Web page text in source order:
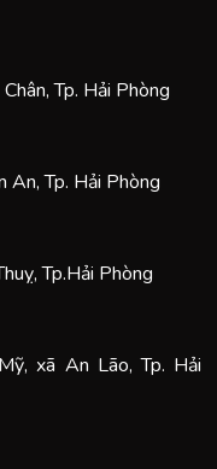
Tp. Hải Phòng
An, Tp. Hải Phòng
Tp.Hải Phòng
xã An Lão, Tp. Hải